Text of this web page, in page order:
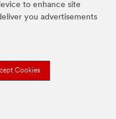
to enhance site
you advertisements
Cookies